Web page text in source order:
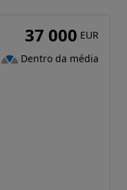
37 000 EUR
Dentro da média